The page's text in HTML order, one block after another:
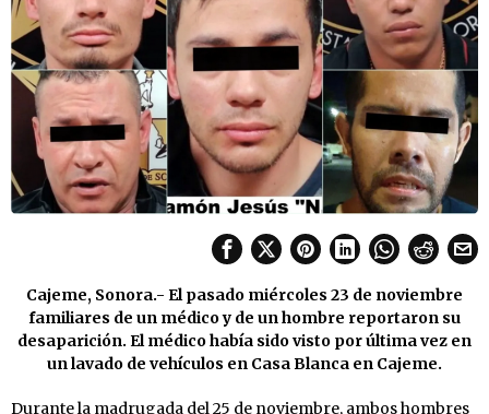
Cajeme, Sonora.- El pasado miércoles 23 de noviembre
familiares de un médico y de un hombre reportaron su
desaparición. El médico había sido visto por última vez en
un lavado de vehículos en Casa Blanca en Cajeme.
Durante la madrugada del 25 de noviembre, ambos hombres